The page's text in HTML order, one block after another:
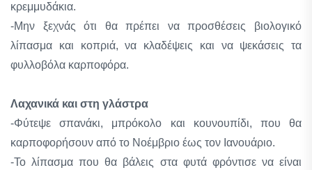
κρεμμυδάκια.
-Μην ξεχνάς ότι θα πρέπει να προσθέσεις βιολογικό
λίπασμα και κοπριά, να κλαδέψεις και να ψεκάσεις τα
φυλλοβόλα καρποφόρα.
Λαχανικά και στη γλάστρα
-Φύτεψε σπανάκι, μπρόκολο και κουνουπίδι, που θα
καρποφορήσουν από το Νοέμβριο έως τον Ιανουάριο.
-Το λίπασμα που θα βάλεις στα φυτά φρόντισε να είναι